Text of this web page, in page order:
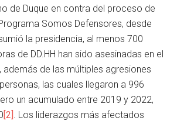
de Duque en contra del proceso de
Somos Defensores, desde
la presidencia, al menos 700
de DD.HH han sido asesinadas en el
además de las múltiples agresiones
las cuales llegaron a 996
un acumulado entre 2019 y 2022,
[2] . Los liderazgos más afectados